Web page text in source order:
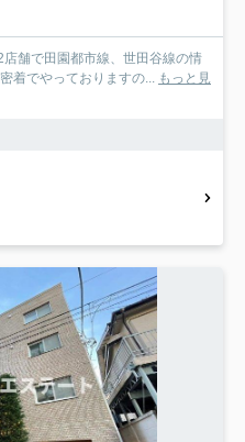
舗で田園都市線、世田谷線の情
着でやっておりますの... もっと見